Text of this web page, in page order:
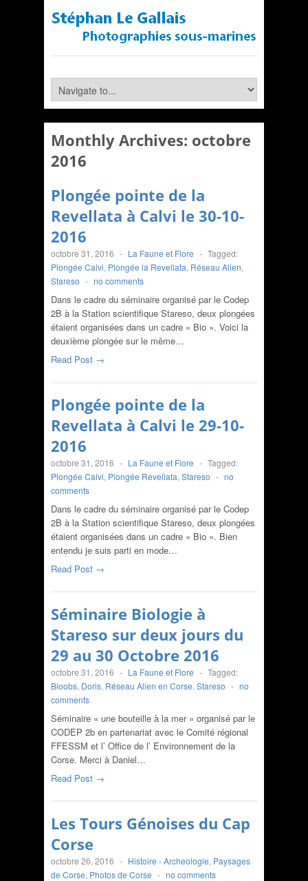
Monthly Archives: octobre
2016
Plongée pointe de la
Revellata à Calvi le 30-10-
2016
octobre 31, 2016 - La Faune et Flore - Tagged:
Plongée Calvi, Plongée la Revellata, Réseau Alien,
Stareso - no comments
Dans le cadre du séminaire organisé par le Codep
2B à la Station scientifique Stareso, deux plongées
étaient organisées dans un cadre « Bio ». Voici la
deuxième plongée sur le même…
Read Post →
Plongée pointe de la
Revellata à Calvi le 29-10-
2016
octobre 31, 2016 - La Faune et Flore - Tagged:
Plongée Calvi, Plongée Revellata, Stareso - no
comments
Dans le cadre du séminaire organisé par le Codep
2B à la Station scientifique Stareso, deux plongées
étaient organisées dans un cadre « Bio ». Bien
entendu je suis parti en mode…
Read Post →
Séminaire Biologie à
Stareso sur deux jours du
29 au 30 Octobre 2016
octobre 31, 2016 - La Faune et Flore - Tagged:
Bioobs, Doris, Réseau Alien en Corse, Stareso - no
comments
Séminaire « une bouteille à la mer » organisé par le
CODEP 2b en partenariat avec le Comité régional
FFESSM et l’ Office de l’ Environnement de la
Corse. Merci à Daniel…
Read Post →
Les Tours Génoises du Cap
Corse
octobre 26, 2016 - Histoire - Archeologie, Paysages
de Corse, Photos de Corse - no comments